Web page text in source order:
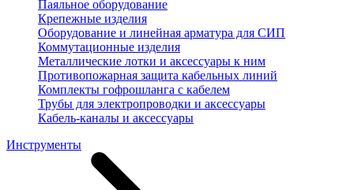
Паяльное оборудование
Крепежные изделия
Оборудование и линейная арматура для СИП
Коммутационные изделия
Металлические лотки и аксессуары к ним
Противопожарная защита кабельных линий
Комплекты гофрошланга с кабелем
Трубы для электропроводки и аксессуары
Кабель-каналы и аксессуары
Инструменты